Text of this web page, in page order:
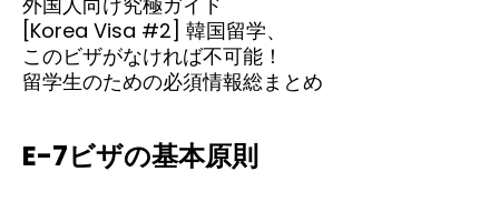
[Korea Visa #2] 韓国留学、
このビザがなければ不可能！
留学生のための必須情報総まとめ
E-7ビザの基本原則